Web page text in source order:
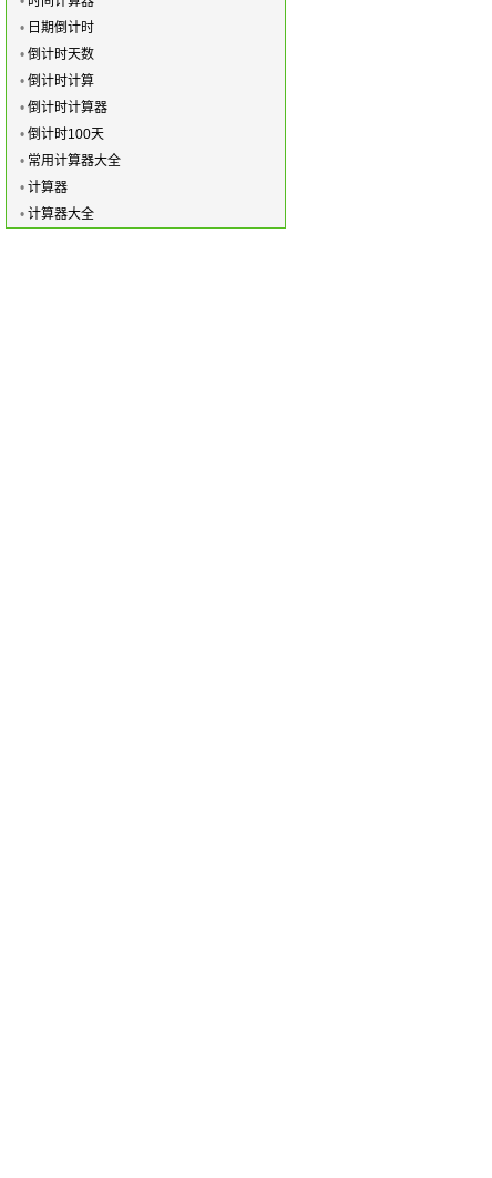
• 日期倒计时
• 倒计时天数
• 倒计时计算
• 倒计时计算器
• 倒计时100天
• 常用计算器大全
• 计算器
• 计算器大全